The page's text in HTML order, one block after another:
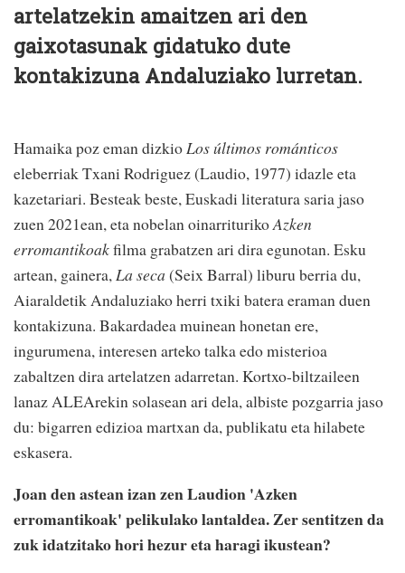
artelatzekin amaitzen ari den
gaixotasunak gidatuko dute
kontakizuna Andaluziako lurretan.
Hamaika poz eman dizkioLos últimos románticos
eleberriak Txani Rodriguez (Laudio, 1977) idazle eta
kazetariari. Besteak beste, Euskadi literatura saria jaso
zuen 2021ean, eta nobelan oinarriturikoAzken
erromantikoakfilma grabatzen ari dira egunotan. Esku
artean, gainera,La seca (Seix Barral) liburu berria du,
Aiaraldetik Andaluziako herri txiki batera eraman duen
kontakizuna. Bakardadea muinean honetan ere,
ingurumena, interesen arteko talka edo misterioa
zabaltzen dira artelatzen adarretan. Kortxo-biltzaileen
lanaz ALEArekin solasean ari dela, albiste pozgarria jaso
du: bigarren edizioa martxan da, publikatu eta hilabete
eskasera.
Joan den astean izan zen Laudion 'Azken
erromantikoak' pelikulako lantaldea. Zer sentitzen da
zuk idatzitako hori hezur eta haragi ikustean?